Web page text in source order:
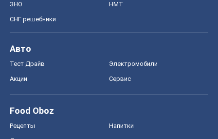
ЗНО НМТ
СНГ решебники
Авто
Тест Драйв Электромобили
Акции Сервис
Food Oboz
Рецепты Напитки